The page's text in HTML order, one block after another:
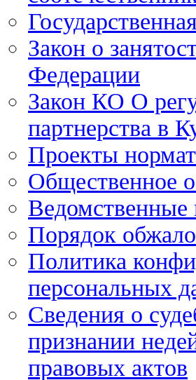
Закон о
Федерации
Закон КО О
партнерства в
Проекты
Общественное
Ведомственные
Порядок
Политика
персональных
Сведения о
признании
правовых актов